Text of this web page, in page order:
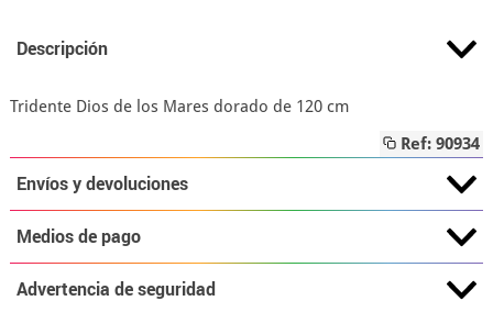
Descripción
Tridente Dios de los Mares dorado de 120 cm
Ref: 90934
Envíos y devoluciones
Medios de pago
Advertencia de seguridad